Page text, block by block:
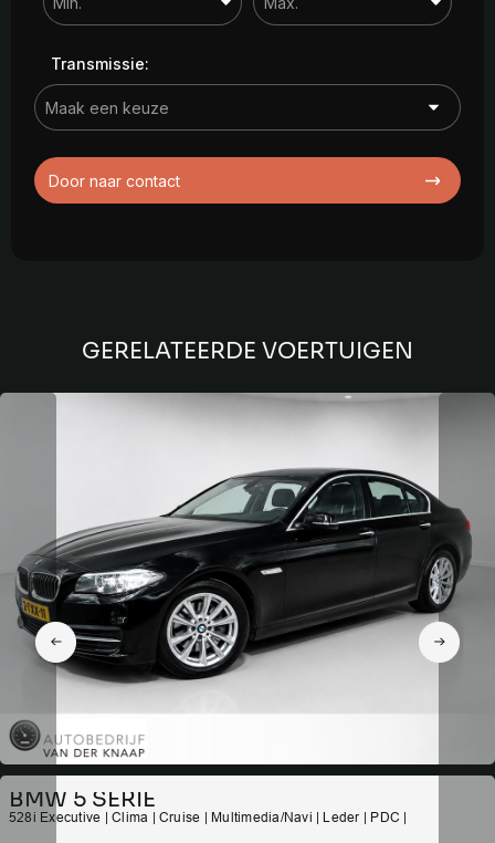
Transmissie:
Door naar contact
GERELATEERDE VOERTUIGEN
BMW 5 SERIE
528i Executive | Clima | Cruise | Multimedia/Navi | Leder | PDC |